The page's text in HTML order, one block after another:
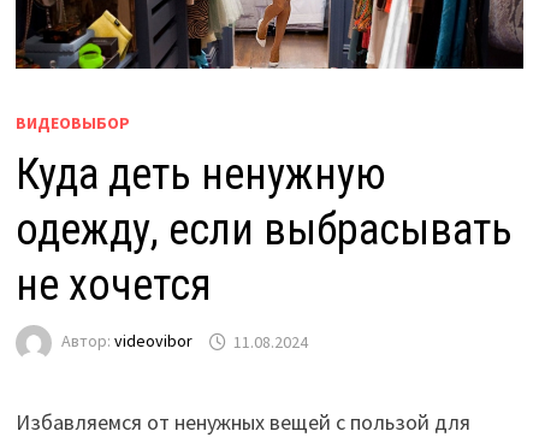
ВИДЕОВЫБОР
Куда деть ненужную
одежду, если выбрасывать
не хочется
Автор: videovibor 11.08.2024
Избавляемся от ненужных вещей с пользой для